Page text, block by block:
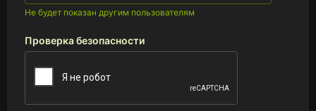
Не будет показан другим пользователям
Проверка безопасности